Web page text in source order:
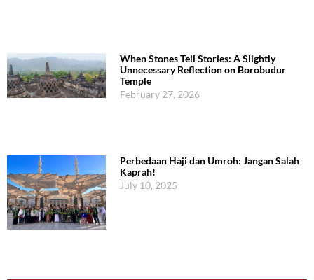
When Stones Tell Stories: A Slightly
Unnecessary Reflection on Borobudur
Temple
February 27, 2026
Perbedaan Haji dan Umroh: Jangan Salah
Kaprah!
July 10, 2025